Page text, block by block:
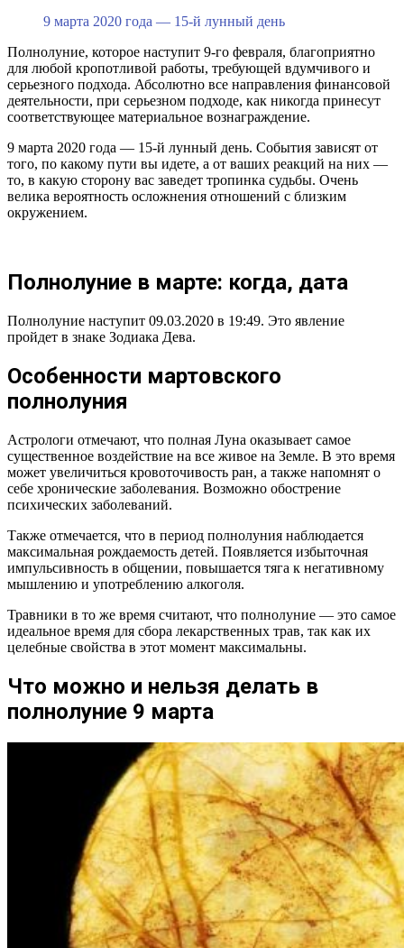
9 марта 2020 года — 15-й лунный день
Полнолуние, которое наступит 9-го февраля, благоприятно
для любой кропотливой работы, требующей вдумчивого и
серьезного подхода. Абсолютно все направления финансовой
деятельности, при серьезном подходе, как никогда принесут
соответствующее материальное вознаграждение.
9 марта 2020 года — 15-й лунный день. События зависят от
того, по какому пути вы идете, а от ваших реакций на них —
то, в какую сторону вас заведет тропинка судьбы. Очень
велика вероятность осложнения отношений с близким
окружением.
Полнолуние в марте: когда, дата
Полнолуние наступит 09.03.2020 в 19:49. Это явление
пройдет в знаке Зодиака Дева.
Особенности мартовского
полнолуния
Астрологи отмечают, что полная Луна оказывает самое
существенное воздействие на все живое на Земле. В это время
может увеличиться кровоточивость ран, а также напомнят о
себе хронические заболевания. Возможно обострение
психических заболеваний.
Также отмечается, что в период полнолуния наблюдается
максимальная рождаемость детей. Появляется избыточная
импульсивность в общении, повышается тяга к негативному
мышлению и употреблению алкоголя.
Травники в то же время считают, что полнолуние — это самое
идеальное время для сбора лекарственных трав, так как их
целебные свойства в этот момент максимальны.
Что можно и нельзя делать в
полнолуние 9 марта